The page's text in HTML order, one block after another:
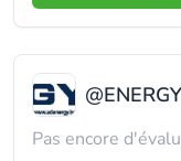
Pas encore